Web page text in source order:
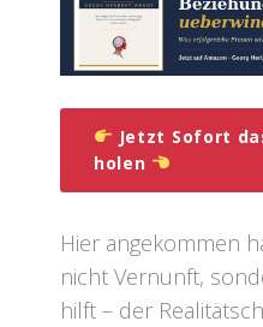
Jetzt Sofort
holen
Hier angekommen
nicht Vernunft,
hilft – der